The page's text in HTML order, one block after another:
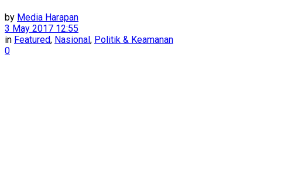
by Media Harapan
3 May 2017 12:55
in Featured, Nasional, Politik & Keamanan
0